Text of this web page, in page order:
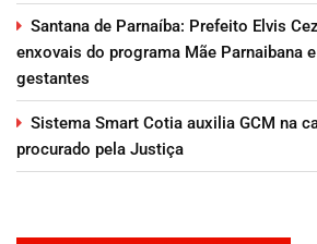
Santana de Parnaíba: Prefeito Elvis
enxovais do programa Mãe Parnaibana
gestantes
Sistema Smart Cotia auxilia GCM na
procurado pela Justiça